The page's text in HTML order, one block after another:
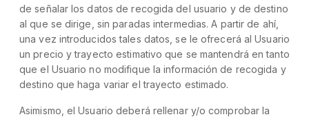
de señalar los datos de recogida del usuario y de destino
al que se dirige, sin paradas intermedias. A partir de ahí,
una vez introducidos tales datos, se le ofrecerá al Usuario
un precio y trayecto estimativo que se mantendrá en tanto
que el Usuario no modifique la información de recogida y
destino que haga variar el trayecto estimado.
Asimismo, el Usuario deberá rellenar y/o comprobar la